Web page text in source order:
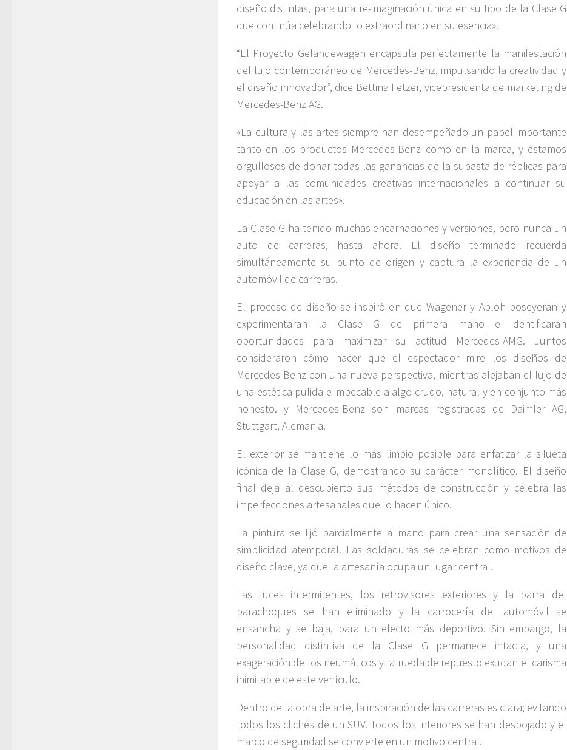
diseño distintas, para una re-imaginación única en su tipo de la Clase G
que continúa celebrando lo extraordinario en su esencia».
“El Proyecto Geländewagen encapsula perfectamente la manifestación
del lujo contemporáneo de Mercedes-Benz, impulsando la creatividad y
el diseño innovador”, dice Bettina Fetzer, vicepresidenta de marketing de
Mercedes-Benz AG.
«La cultura y las artes siempre han desempeñado un papel importante
tanto en los productos Mercedes-Benz como en la marca, y estamos
orgullosos de donar todas las ganancias de la subasta de réplicas para
apoyar a las comunidades creativas internacionales a continuar su
educación en las artes».
La Clase G ha tenido muchas encarnaciones y versiones, pero nunca un
auto de carreras, hasta ahora. El diseño terminado recuerda
simultáneamente su punto de origen y captura la experiencia de un
automóvil de carreras.
El proceso de diseño se inspiró en que Wagener y Abloh poseyeran y
experimentaran la Clase G de primera mano e identificaran
oportunidades para maximizar su actitud Mercedes-AMG. Juntos
consideraron cómo hacer que el espectador mire los diseños de
Mercedes-Benz con una nueva perspectiva, mientras alejaban el lujo de
una estética pulida e impecable a algo crudo, natural y en conjunto más
honesto. y Mercedes-Benz son marcas registradas de Daimler AG,
Stuttgart, Alemania.
El exterior se mantiene lo más limpio posible para enfatizar la silueta
icónica de la Clase G, demostrando su carácter monolítico. El diseño
final deja al descubierto sus métodos de construcción y celebra las
imperfecciones artesanales que lo hacen único.
La pintura se lijó parcialmente a mano para crear una sensación de
simplicidad atemporal. Las soldaduras se celebran como motivos de
diseño clave, ya que la artesanía ocupa un lugar central.
Las luces intermitentes, los retrovisores exteriores y la barra del
parachoques se han eliminado y la carrocería del automóvil se
ensancha y se baja, para un efecto más deportivo. Sin embargo, la
personalidad distintiva de la Clase G permanece intacta, y una
exageración de los neumáticos y la rueda de repuesto exudan el carisma
inimitable de este vehículo.
Dentro de la obra de arte, la inspiración de las carreras es clara; evitando
todos los clichés de un SUV. Todos los interiores se han despojado y el
marco de seguridad se convierte en un motivo central.